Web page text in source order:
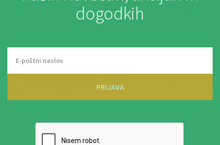
dogodkih
PRIJAVA